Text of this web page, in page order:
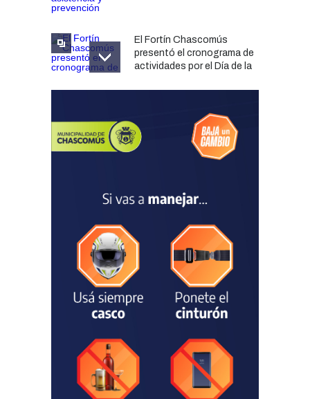
El Fortín Chascomús
presentó el cronograma de
actividades por el Día de la
Francesco Squeo Lapun
fue recibido por Javier
Gastón tras su
Natación
Las vacaciones de invierno
dejaron una mejora en la
ocupación turística, aunque
el sector mantiene la
preocupación por la crisis
Chascomús incorporó una